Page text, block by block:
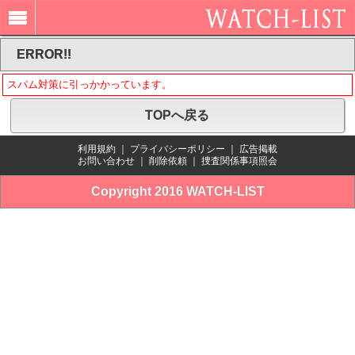
ERROR!!
スパム対策に引っかかっています。
TOPへ戻る
利用規約 プライバシーポリシー
広告掲載
お問い合わせ
削除依頼 捜査関係事項照会
Copyright 2016 WATCH-LIST